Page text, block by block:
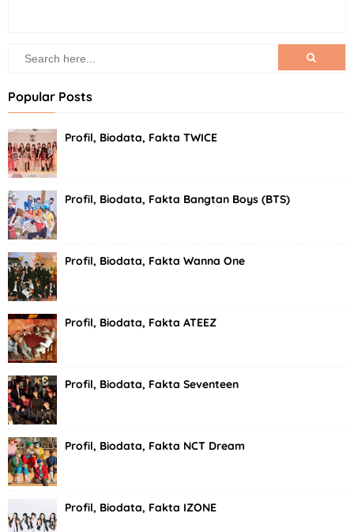
Popular Posts
Profil, Biodata, Fakta TWICE
Profil, Biodata, Fakta Bangtan Boys (BTS)
Profil, Biodata, Fakta Wanna One
Profil, Biodata, Fakta ATEEZ
Profil, Biodata, Fakta Seventeen
Profil, Biodata, Fakta NCT Dream
Profil, Biodata, Fakta IZONE